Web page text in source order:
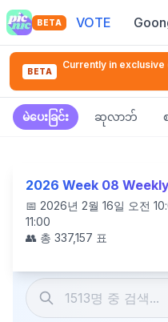
BETA VOTE
BETA
Currently in
မဲပေးခြင်း ဆုလာဘ်
2026 Week 08
📅 2026년 2월 16일 오전
11:00
👥 총 337,157 표